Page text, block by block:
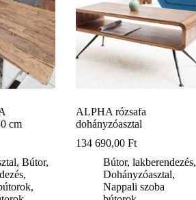
cm
,Bútor,
,
ALPHA rózsafa
dohányzóasztal
134 690,00Ft
Bútor, lakberendezés,
Dohányzóasztal,
Nappali szoba